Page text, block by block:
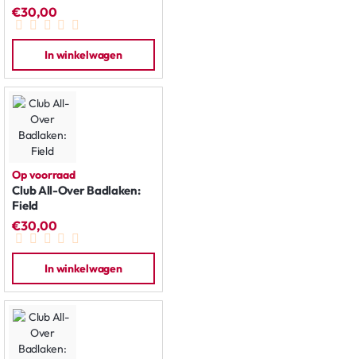
€30,00
In winkelwagen
Op voorraad
Club All-Over Badlaken:
Field
€30,00
In winkelwagen